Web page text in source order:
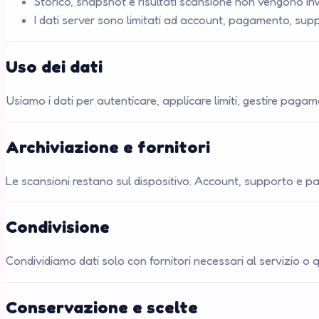
I dati server sono limitati ad account, pagamento,
Uso dei dati
Usiamo i dati per autenticare, applicare limiti, gestire
Archiviazione e fornitori
Le scansioni restano sul dispositivo. Account, supporto e
Condivisione
Condividiamo dati solo con fornitori necessari al servizio o
Conservazione e scelte